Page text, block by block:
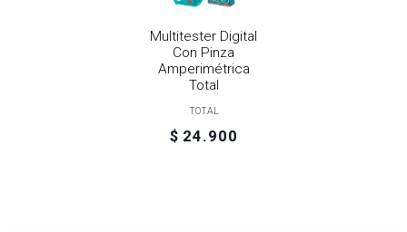
Multitester Digital
Con Pinza
Amperimétrica
Total
TOTAL
$ 24.900